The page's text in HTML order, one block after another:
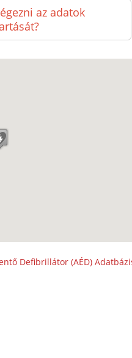
az adatok
Defibrillátor (AÉD)